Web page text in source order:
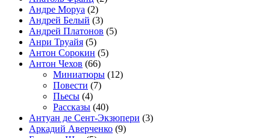
Андре Моруа (2)
Андрей Белый (3)
Андрей Платонов (5)
Анри Труайя (5)
Антон Сорокин (5)
Антон Чехов (66)
Миниатюры (12)
Повести (7)
Пьесы (4)
Рассказы (40)
Антуан де Сент-Экзюпери (3)
Аркадий Аверченко (9)